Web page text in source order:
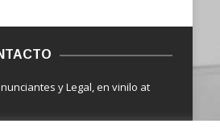
y Legal, en vinilo at